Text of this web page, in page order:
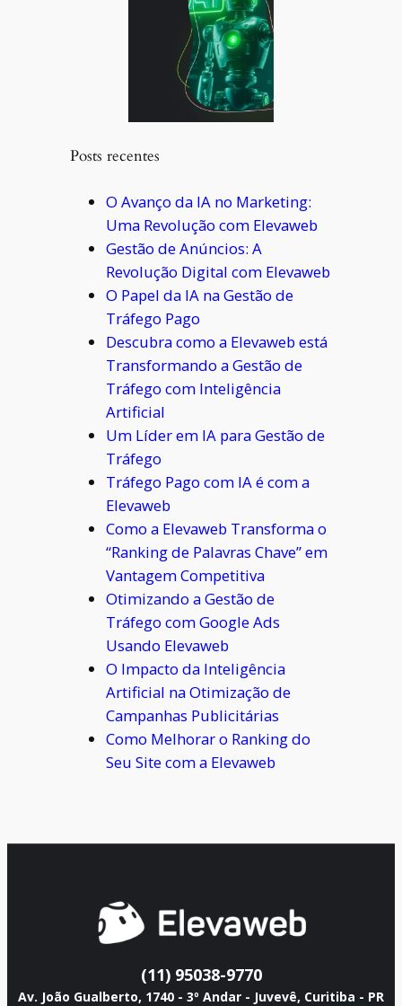
Posts recentes
O Avanço da IA no Marketing:
Uma Revolução com Elevaweb
Gestão de Anúncios: A
Revolução Digital com Elevaweb
O Papel da IA na Gestão de
Tráfego Pago
Descubra como a Elevaweb está
Transformando a Gestão de
Tráfego com Inteligência
Artificial
Um Líder em IA para Gestão de
Tráfego
Tráfego Pago com IA é com a
Elevaweb
Como a Elevaweb Transforma o
“Ranking de Palavras Chave” em
Vantagem Competitiva
Otimizando a Gestão de
Tráfego com Google Ads
Usando Elevaweb
O Impacto da Inteligência
Artificial na Otimização de
Campanhas Publicitárias
Como Melhorar o Ranking do
Seu Site com a Elevaweb
(11) 95038-9770
Av. João Gualberto, 1740 - 3º Andar - Juvevê, Curitiba - PR